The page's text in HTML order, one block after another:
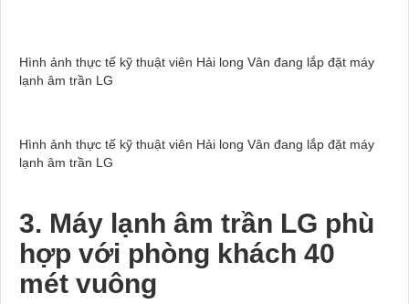
Hình ảnh thực tế kỹ thuật viên Hải long Vân đang lắp đặt máy
lạnh âm trần LG
Hình ảnh thực tế kỹ thuật viên Hải long Vân đang lắp đặt máy
lạnh âm trần LG
3. Máy lạnh âm trần LG phù
hợp với phòng khách 40
mét vuông